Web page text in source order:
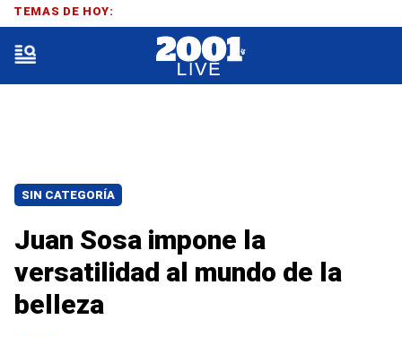
SIN CATEGORÍA
Juan Sosa impone la
versatilidad al mundo de la
belleza
TEMAS DE HOY: